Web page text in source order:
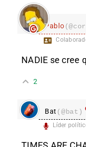
Pablo
NADIE se cree
2
Bat (@bat)
Líder